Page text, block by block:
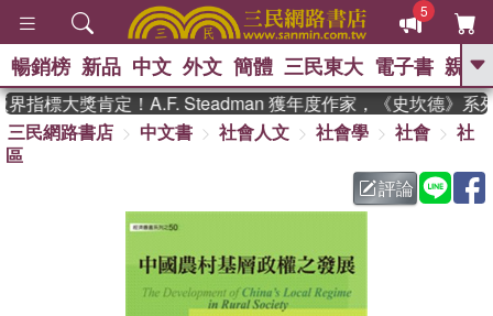
5
GO
熱搜： 東野圭吾 、 高希均教授回憶錄
暑期推薦 、 國際布克
方念華 、 台灣的李
暢銷榜 新品 中文 外文 簡體 三民東大 電子書 親子
指標大獎肯定！A.F. Steadman 獲年度作家，《史坎德》系列
三民網路書店
中文書 社會人文 社會學 社會
社
區
評論